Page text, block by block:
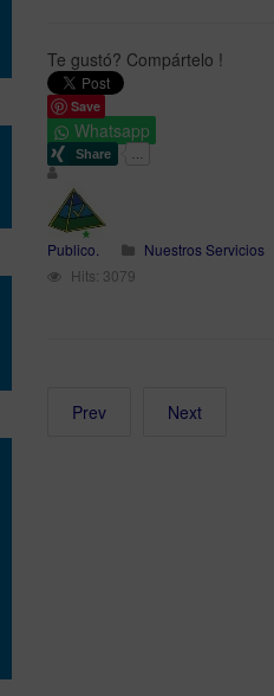
Te gustó? Compártelo !
Save
Whatsapp
Publico. Nuestros Servicios
Hits: 3079
Prev Next